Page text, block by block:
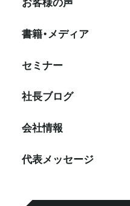
書籍・メディア
セミナー
社⻑ブログ
会社情報
代表メッセージ